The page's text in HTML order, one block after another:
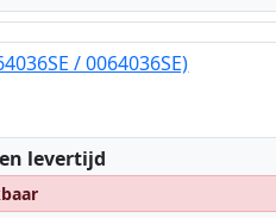
/ 0064036SE)
levertijd